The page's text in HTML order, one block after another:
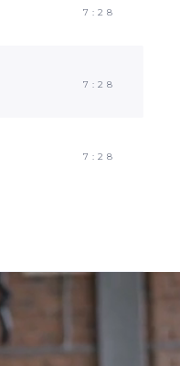
7:28
7:28
7:28